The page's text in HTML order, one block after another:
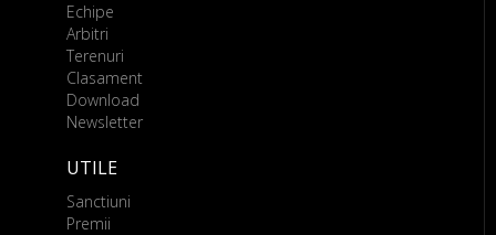
Echipe
Arbitri
Terenuri
Clasament
Download
Newsletter
UTILE
Sanctiuni
Premii